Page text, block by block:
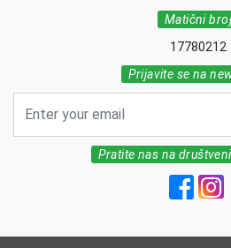
Matični broj
17780212
Prijavite se na
Pratite nas na